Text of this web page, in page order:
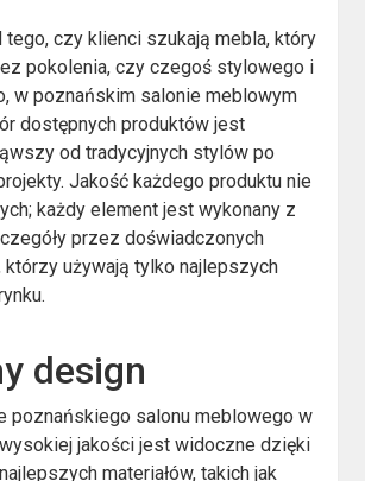
tego, czy klienci szukają mebla, który
pokolenia, czy czegoś stylowego i
w poznańskim salonie meblowym
dostępnych produktów jest
od tradycyjnych stylów po
Jakość każdego produktu nie
każdy element jest wykonany z
przez doświadczonych
którzy używają tylko najlepszych
design
poznańskiego salonu meblowego w
jakości jest widoczne dzięki
materiałów, takich jak